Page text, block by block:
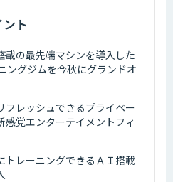
ト
載の最先端マシンを導入した
ングジムを今秋にグランドオ
フレッシュできるプライベー
感覚エンターテイメントフィ
トレーニングできるＡＩ搭載